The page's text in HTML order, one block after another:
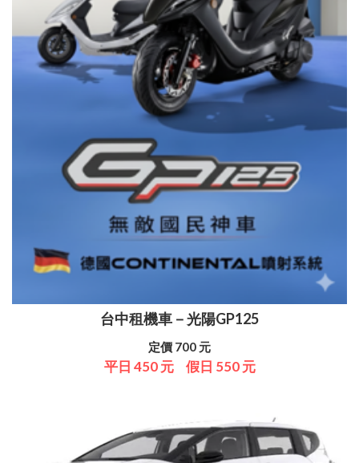
台中租機車－光陽GP125
定價 700 元
平日 450 元 假日 550 元